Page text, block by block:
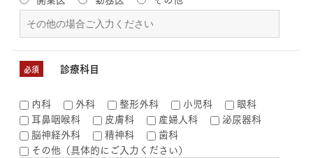
必須 診療科目
内科 外科 整形外科 小児科
眼科
耳鼻咽喉科
皮膚科 産婦人科
泌尿器科
脳神経外科
精神科
歯科
その他（具体的にご入力ください）